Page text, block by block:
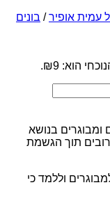
עמית אופיר/ בונים
הוא: ₪9.
ומבוגרים בנושא
תוך הגשמת
וללמד כי